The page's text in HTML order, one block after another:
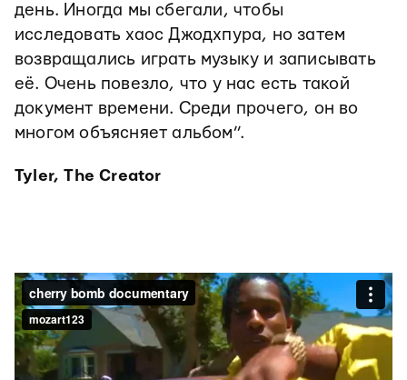
день. Иногда мы сбегали, чтобы
исследовать хаос Джодхпура, но затем
возвращались играть музыку и записывать
её. Очень повезло, что у нас есть такой
документ времени. Среди прочего, он во
многом объясняет альбом”.
Tyler, The Creator